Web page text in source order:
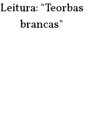
Leitura: "Teorbas
brancas"